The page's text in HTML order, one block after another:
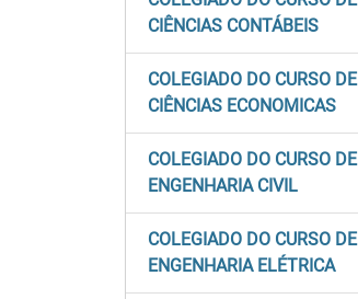
CIÊNCIAS CONTÁBEIS
COLEGIADO DO CURSO DE
CIÊNCIAS ECONOMICAS
COLEGIADO DO CURSO DE
ENGENHARIA CIVIL
COLEGIADO DO CURSO DE
ENGENHARIA ELÉTRICA